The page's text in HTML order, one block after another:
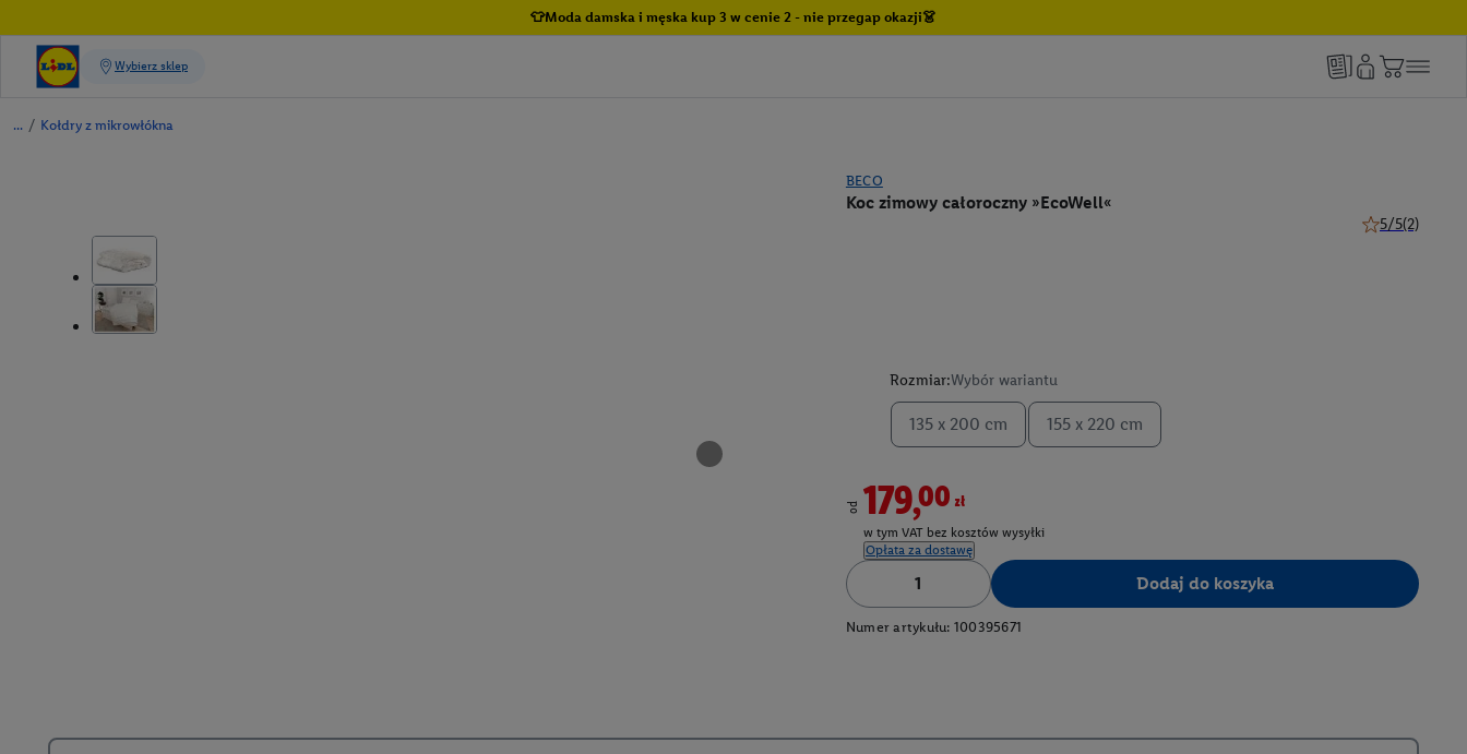
👕Moda damska i męska kup 3 w cenie 2 - nie przegap okazji👗
/ Kołdry z mikrowłókna
BECO
Koc zimowy całoroczny »EcoWell«
5/5(2)
Rozmiar:Wybór wariantu
135 x 200 cm 155 x 220 cm
od 179,00zł
w tym VAT bez kosztów wysyłki
Opłata za dostawę
Dodaj do koszyka
Numer artykułu: 100395671